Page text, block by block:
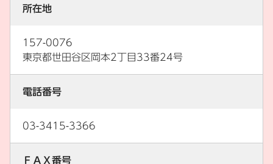
所在地
157-0076
東京都世田谷区岡本2丁目33番24号
電話番号
03-3415-3366
ＦＡＸ番号